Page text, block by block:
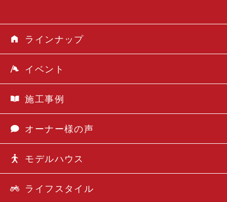
ラインナップ
イベント
施工事例
オーナー様の声
モデルハウス
ライフスタイル